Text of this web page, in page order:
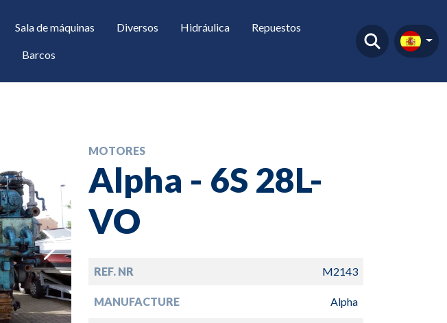
Sala de máquinas Diversos Hidráulica Repuestos
Barcos
MOTORES
Alpha - 6S 28L-
VO
REF. NR M2143
MANUFACTURE Alpha